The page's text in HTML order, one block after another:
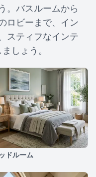
。バスルームから
ロビーまで、イン
スティフなインテ
しょう。
ドルーム